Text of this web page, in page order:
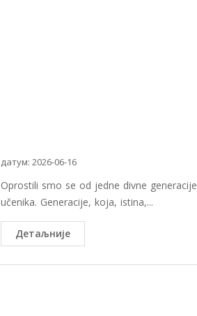
датум: 2026-06-16
Oprostili smo se od jedne divne generacije
učenika. Generacije, koja, istina,...
Детаљније